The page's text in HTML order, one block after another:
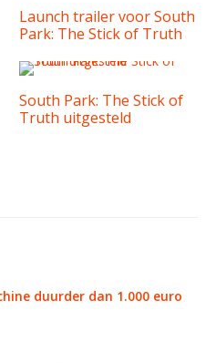
Launch trailer voor South
Park: The Stick of Truth
South Park: The Stick of
Truth uitgesteld
duurder dan 1.000 euro